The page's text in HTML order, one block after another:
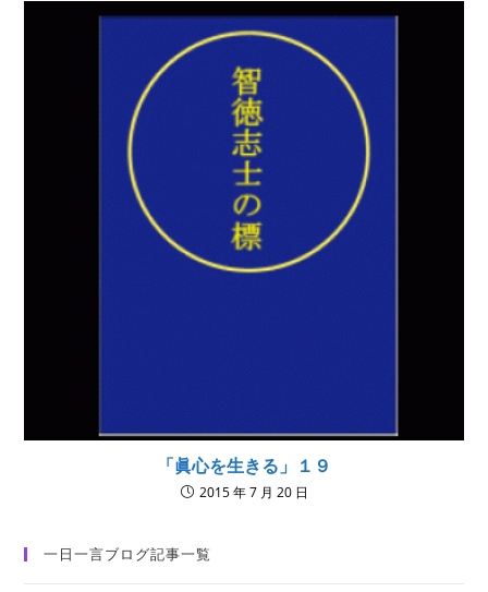
「眞心を生きる」１９
2015 年 7 月 20 日
一日一言ブログ記事一覧